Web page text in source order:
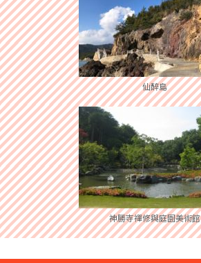
仙醉島
神勝寺禪修與庭園美術館